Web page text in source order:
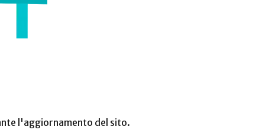
l'aggiornamento del sito.